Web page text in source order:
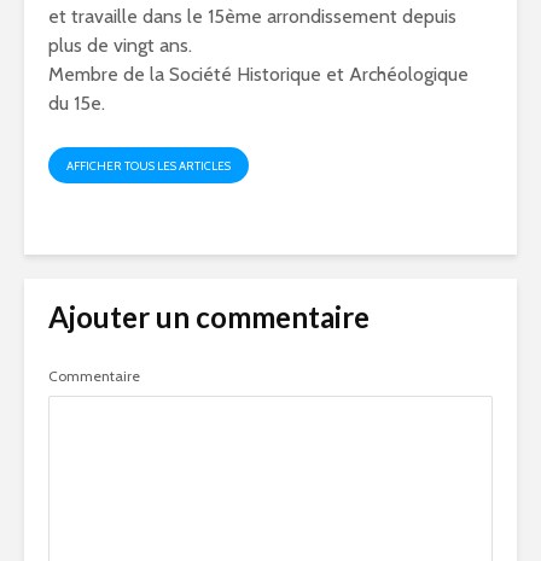
et travaille dans le 15ème arrondissement depuis
plus de vingt ans.
Membre de la Société Historique et Archéologique
du 15e.
AFFICHER TOUS LES ARTICLES
Ajouter un commentaire
Commentaire